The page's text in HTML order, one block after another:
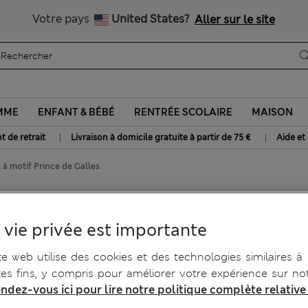
Votre pays United States? Aller sur le site
ENFANT & BÉBÉ RENTRÉE SCOLAIRE MAISON
de retrait | Livraison à domicile gratuite à partir de 75 € | Aide et
motif Prince de Galles
vie privée est importante
web utilise des cookies et des technologies similaires à
fins, y compris pour améliorer votre expérience sur
vous ici pour lire notre politique complète relative